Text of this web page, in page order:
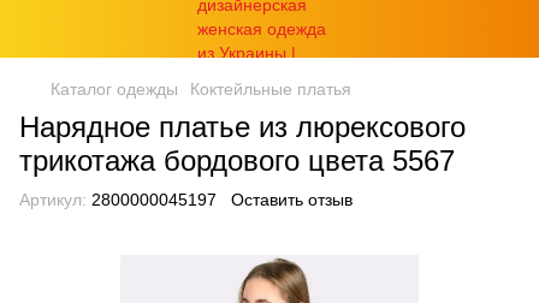
Каталог одежды Коктейльные платья
Нарядное платье из люрексового
трикотажа бордового цвета 5567
Артикул: 2800000045197 Оставить отзыв